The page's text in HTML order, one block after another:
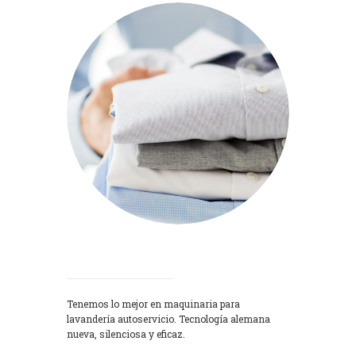
Tenemos lo mejor en maquinaria para
lavandería autoservicio. Tecnología alemana
nueva, silenciosa y eficaz.